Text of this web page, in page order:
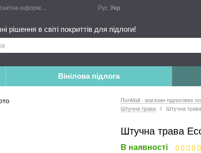
інформація Публічний договір
Рус Укр
рішення в світі покриттів для підлоги!
Вінілова підлога
ПолMall - магазин підлогових
Штучна трава
Штучна
Штучна трава
В наявності